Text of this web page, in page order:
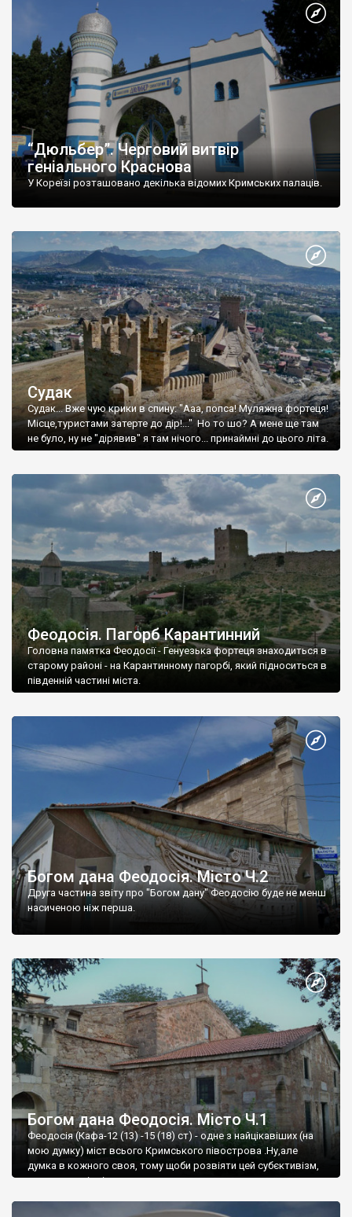
“Дюльбер”. Черговий витвір
геніального Краснова
У Кореїзі розташовано декілька відомих Кримських палаців.
Судак
Судак... Вже чую крики в спину: "Ааа, попса! Муляжна фортеця!
Місце,туристами затерте до дір!..." Но то шо? А мене ще там
не було, ну не "дірявив" я там нічого... принаймні до цього літа.
Феодосія. Пагорб Карантинний
Головна памятка Феодосії - Генуезька фортеця знаходиться в
старому районі - на Карантинному пагорбі, який підноситься в
південній частині міста.
Богом дана Феодосія. Місто Ч.2
Друга частина звіту про "Богом дану" Феодосію буде не менш
насиченою ніж перша.
Богом дана Феодосія. Місто Ч.1
Феодосія (Кафа-12 (13) -15 (18) ст) - одне з найцікавіших (на
мою думку) міст всього Кримського півострова .Ну,але
думка в кожного своя, тому щоби розвіяти цей субєктивізм,
запрошую відвідати це